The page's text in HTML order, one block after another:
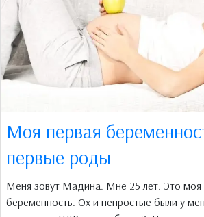
Моя первая
первые роды
Меня зовут Мадина. Мне 25 лет. Это моя
беременность. Ох и непростые были у